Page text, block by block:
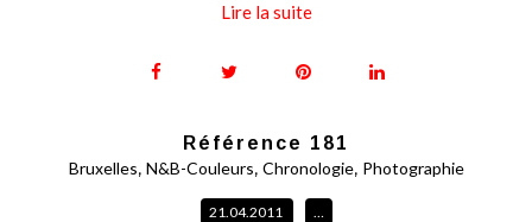
Lire la suite
Référence 181
Bruxelles, N&B-Couleurs, Chronologie, Photographie
21.04.2011 …